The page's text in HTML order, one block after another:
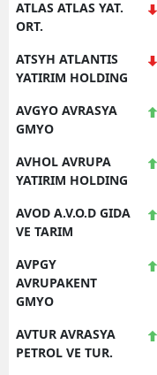
ATLAS ATLAS YAT.
ORT.
ATSYH ATLANTIS
YATIRIM HOLDING
AVGYO AVRASYA
GMYO
AVHOL AVRUPA
YATIRIM HOLDING
AVOD A.V.O.D GIDA
VE TARIM
AVPGY
AVRUPAKENT
GMYO
AVTUR AVRASYA
PETROL VE TUR.